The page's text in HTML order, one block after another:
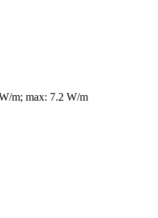
m; max: 7.2 W/m